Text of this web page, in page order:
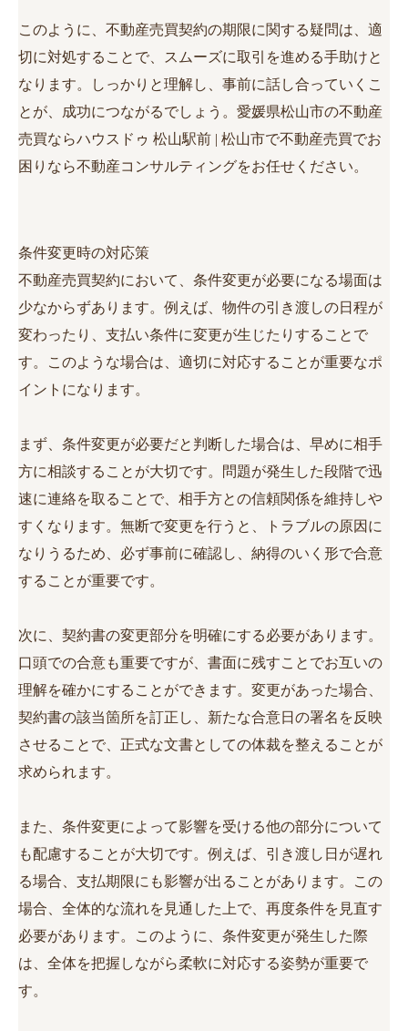
このように、不動産売買契約の期限に関する疑問は、適
切に対処することで、スムーズに取引を進める手助けと
なります。しっかりと理解し、事前に話し合っていくこ
とが、成功につながるでしょう。愛媛県松山市の不動産
売買ならハウスドゥ 松山駅前 | 松山市で不動産売買でお
困りなら不動産コンサルティングをお任せください。
条件変更時の対応策
不動産売買契約において、条件変更が必要になる場面は
少なからずあります。例えば、物件の引き渡しの日程が
変わったり、支払い条件に変更が生じたりすることで
す。このような場合は、適切に対応することが重要なポ
イントになります。
まず、条件変更が必要だと判断した場合は、早めに相手
方に相談することが大切です。問題が発生した段階で迅
速に連絡を取ることで、相手方との信頼関係を維持しや
すくなります。無断で変更を行うと、トラブルの原因に
なりうるため、必ず事前に確認し、納得のいく形で合意
することが重要です。
次に、契約書の変更部分を明確にする必要があります。
口頭での合意も重要ですが、書面に残すことでお互いの
理解を確かにすることができます。変更があった場合、
契約書の該当箇所を訂正し、新たな合意日の署名を反映
させることで、正式な文書としての体裁を整えることが
求められます。
また、条件変更によって影響を受ける他の部分について
も配慮することが大切です。例えば、引き渡し日が遅れ
る場合、支払期限にも影響が出ることがあります。この
場合、全体的な流れを見通した上で、再度条件を見直す
必要があります。このように、条件変更が発生した際
は、全体を把握しながら柔軟に対応する姿勢が重要で
す。